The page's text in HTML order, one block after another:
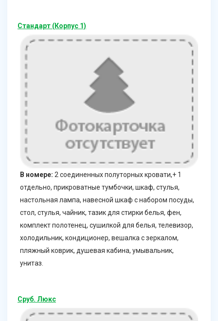
Стандарт (Корпус 1)
В номере: 2 соединенных полуторных кровати,+ 1
отдельно, прикроватные тумбочки, шкаф, стулья,
настольная лампа, навесной шкаф с набором посуды,
стол, стулья, чайник, тазик для стирки белья, фен,
комплект полотенец, сушилкой для белья, телевизор,
холодильник, кондиционер, вешалка с зеркалом,
пляжный коврик, душевая кабина, умывальник,
унитаз.
Сруб. Люкс